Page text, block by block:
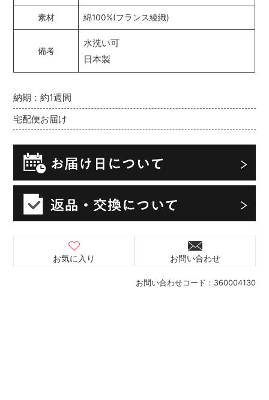
お問い合わせコード： 360004130
納期：約1週間
宅配便お届け
お気に入り お問い合わせ
素材 綿100%(フランス綾織)
備考
水洗い可
日本製